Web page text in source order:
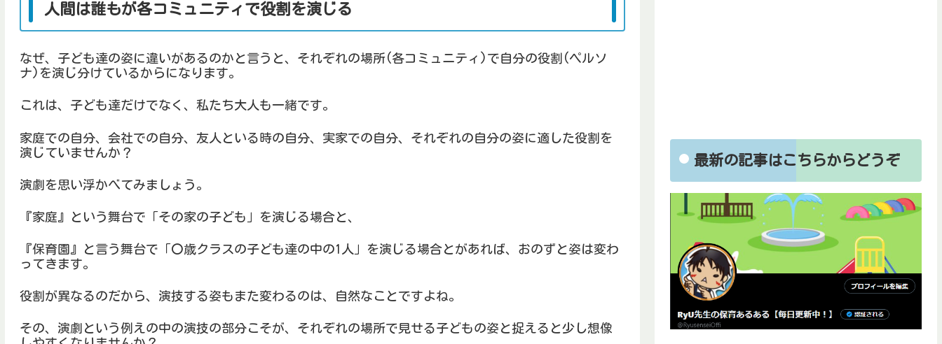
人間は誰もが各コミュニティで役割を演じる
なぜ、子ども達の姿に違いがあるのかと言うと、それぞれの場所(各コミュニティ)で自分の役割(ペルソ
ナ)を演じ分けているからになります。
これは、子ども達だけでなく、私たち大人も一緒です。
家庭での自分、会社での自分、友人といる時の自分、実家での自分、それぞれの自分の姿に適した役割を
演じていませんか？
演劇を思い浮かべてみましょう。
『家庭』という舞台で「その家の子ども」を演じる場合と、
『保育園』と言う舞台で「〇歳クラスの子ども達の中の1人」を演じる場合とがあれば、おのずと姿は変わ
ってきます。
役割が異なるのだから、演技する姿もまた変わるのは、自然なことですよね。
その、演劇という例えの中の演技の部分こそが、それぞれの場所で見せる子どもの姿と捉えると少し想像
最新の記事はこちらからどうぞ